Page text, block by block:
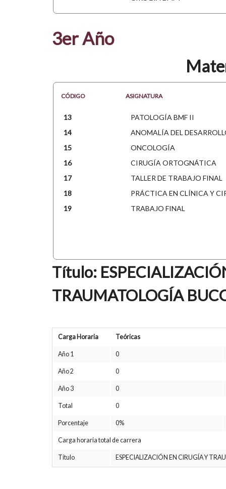
3er Año
CÓDIGO ASIGNATURA
13
PATOLOGÍA BMF II
14
ANOMALÍA DEL
15
ONCOLOGÍA
16
CIRUGÍA ORTOGNÁTICA
17
TALLER DE TRABAJO FINAL
18
PRÁCTICA EN CLÍNICA Y
19
TRABAJO FINAL
Título:
TRAUMATOLOGÍA
Carga Horaria Teóricas
Año 1 0
Año 2 0
Año 3 0
Total 0
Porcentaje 0%
Carga horaria total de carrera
Título ESPECIALIZACIÓN EN CIRUGÍA Y